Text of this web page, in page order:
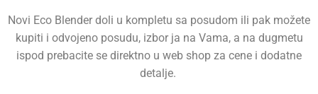
Novi Eco Blender doli u kompletu sa posudom ili pak možete
kupiti i odvojeno posudu, izbor ja na Vama, a na dugmetu
ispod prebacite se direktno u web shop za cene i dodatne
detalje.